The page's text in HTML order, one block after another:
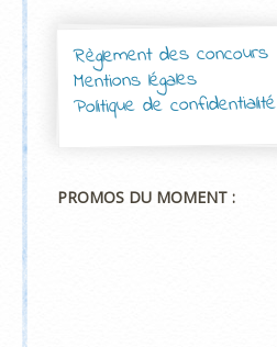
Règlement des concours
Mentions légales
Politique de confidentialité
PROMOS DU MOMENT :